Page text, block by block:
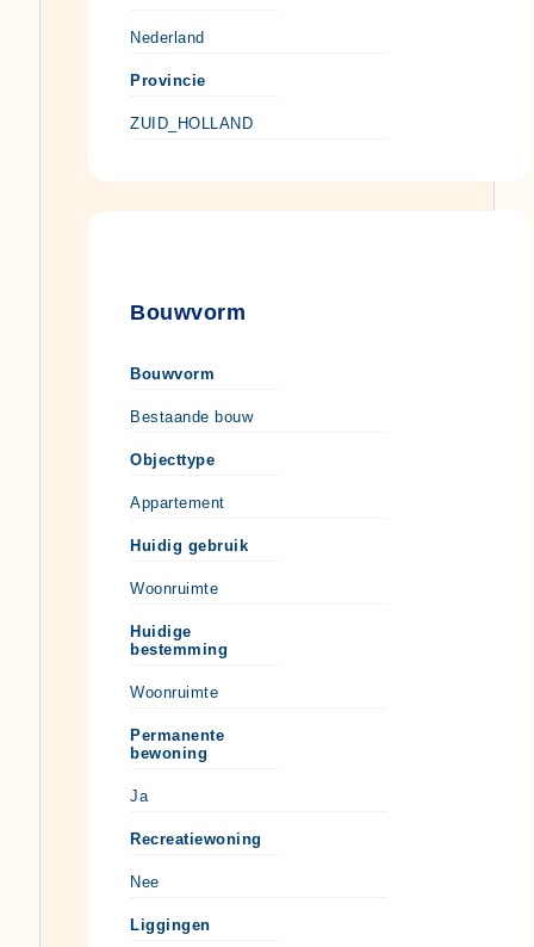
Nederland
Provincie
ZUID_HOLLAND
Bouwvorm
Bouwvorm
Bestaande bouw
Objecttype
Appartement
Huidig gebruik
Woonruimte
Huidige
bestemming
Woonruimte
Permanente
bewoning
Ja
Recreatiewoning
Nee
Liggingen